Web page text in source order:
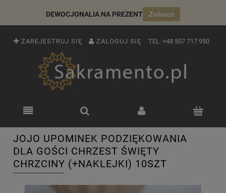
DEWOCJONALIA NA PREZENT Zobacz
ZAREJESTRUJ SIĘ ZALOGUJ SIĘ TEL: +48 507 717 950
JOJO UPOMINEK PODZIĘKOWANIA
DLA GOŚCI CHRZEST ŚWIĘTY
CHRZCINY (+NAKLEJKI) 10SZT